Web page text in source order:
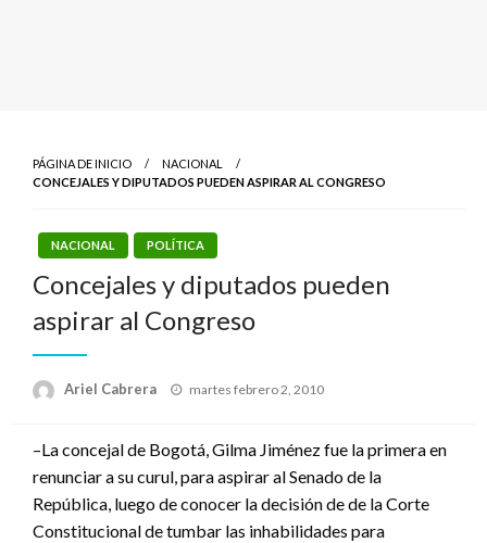
PÁGINA DE INICIO
NACIONAL
CONCEJALES Y DIPUTADOS PUEDEN ASPIRAR AL CONGRESO
NACIONAL POLÍTICA
Concejales y diputados pueden
aspirar al Congreso
Ariel Cabrera
Publicado
martes febrero 2, 2010
–La concejal de Bogotá, Gilma Jiménez fue la primera en
renunciar a su curul, para aspirar al Senado de la
República, luego de conocer la decisión de de la Corte
Constitucional de tumbar las inhabilidades para